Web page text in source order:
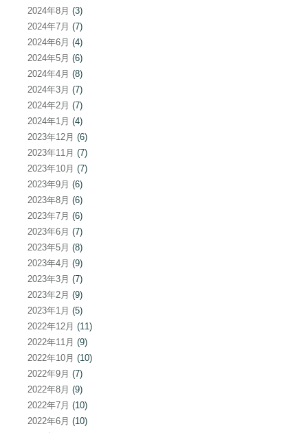
2024年8月 (3)
2024年7月 (7)
2024年6月 (4)
2024年5月 (6)
2024年4月 (8)
2024年3月 (7)
2024年2月 (7)
2024年1月 (4)
2023年12月 (6)
2023年11月 (7)
2023年10月 (7)
2023年9月 (6)
2023年8月 (6)
2023年7月 (6)
2023年6月 (7)
2023年5月 (8)
2023年4月 (9)
2023年3月 (7)
2023年2月 (9)
2023年1月 (5)
2022年12月 (11)
2022年11月 (9)
2022年10月 (10)
2022年9月 (7)
2022年8月 (9)
2022年7月 (10)
2022年6月 (10)